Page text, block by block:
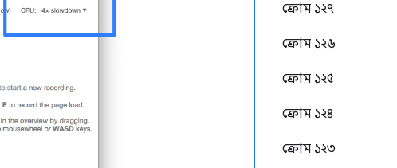
ক্রোম ১২৭
ক্রোম ১২৬
ক্রোম ১২৫
ক্রোম ১২৪
ক্রোম ১২৩